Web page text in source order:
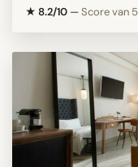
★ 8.2/10 —Score van